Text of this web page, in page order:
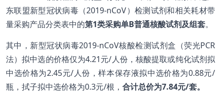
东联盟新型冠状病毒（2019-nCoV）检测试剂和相关耗材带
量采购产品分类表中的第1类采购单B普通核酸试剂及组套。
其中，新型冠状病毒2019-nCoV核酸检测试剂盒（荧光PCR
法）拟中选的价格仅为4.21元/人份，核酸提取或纯化试剂拟
中选价格为2.45元/人份，样本保存液拟中选价格为0.88元/
瓶，拭子拟中选价格为0.3元/根， 合计总价为7.84元/套。